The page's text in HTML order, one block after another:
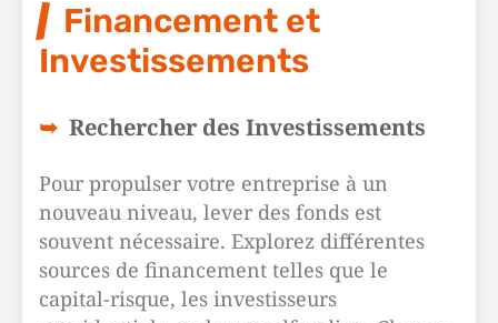
Financement et
Investissements
Rechercher des Investissements
Pour propulser votre entreprise à un
nouveau niveau, lever des fonds est
souvent nécessaire. Explorez différentes
sources de financement telles que le
capital-risque, les investisseurs